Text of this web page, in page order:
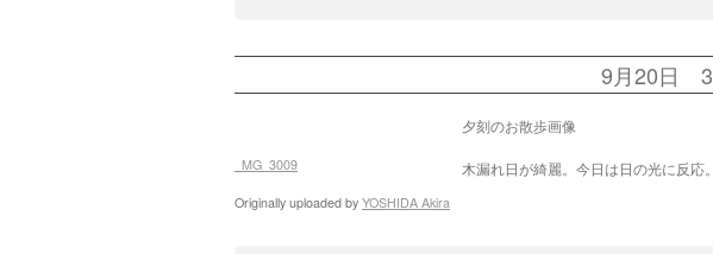
9月20日 3
_MG_3009
Originally uploaded by YOSHIDA Akira
夕刻のお散歩画像
木漏れ日が綺麗。今日は日の光に反応。